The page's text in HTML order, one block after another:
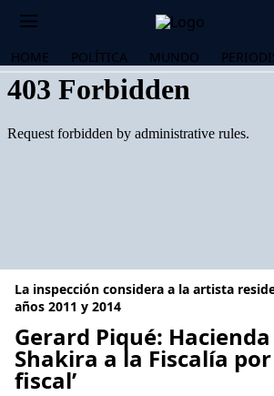
HOME POLÍTICA MUNDO
La inspección considera a la artista
años 2011 y 2014
Gerard Piqué:
Shakira a la Fiscalía por
fiscal’